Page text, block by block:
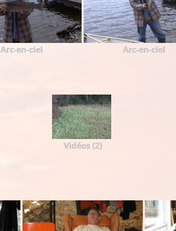
Arc-en-ciel Arc-en-ciel
Vidéos (2)